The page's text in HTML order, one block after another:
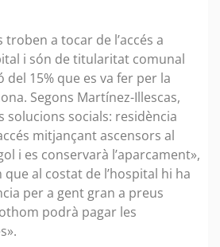
a tocar de l’accés a
i són de titularitat comunal
del 15% que es va fer per la
Segons Martínez-Illescas,
solucions socials: residència
mitjançant ascensors al
i es conservarà l’aparcament»,
al costat de l’hospital hi ha
per a gent gran a preus
podrà pagar les